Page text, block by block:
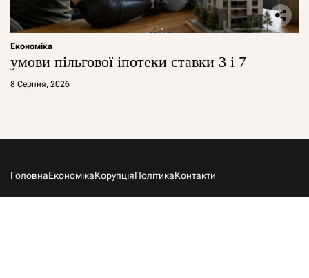
Економіка
умови пільгової іпотеки ставки 3 і 7
8 Серпня, 2026
ГоловнаЕкономікаКорупціяПолітикаКонтакти